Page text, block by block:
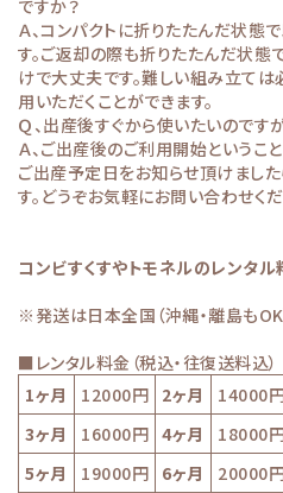
ですか？
Ａ、コンパクトに折りたたんだ状態
す。ご返却の際も折りたたんだ状
けで大丈夫です。難しい組み立て
用いただくことができます。
Ｑ、出産後すぐから使いたいのです
Ａ、ご出産後のご利用開始というこ
ご出産予定日をお知らせ頂けまし
す。どうぞお気軽にお問い合わせくだ
コンビすくすやトモネルのレンタル
※発送は日本全国（沖縄・離島もOK
■レンタル料金（税込・往復送料込）
1ヶ月
12000円 2ヶ月
14000
3ヶ月
16000円 4ヶ月
18000
5ヶ月
19000円 6ヶ月
20000